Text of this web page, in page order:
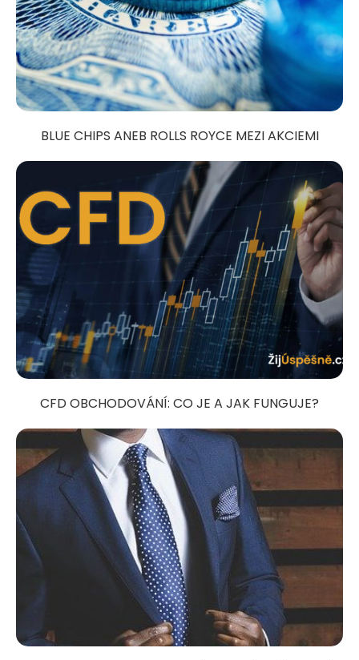
BLUE CHIPS ANEB ROLLS ROYCE MEZI AKCIEMI
CFD OBCHODOVÁNÍ: CO JE A JAK FUNGUJE?